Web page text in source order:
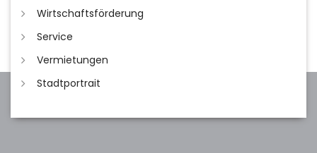
Wirtschaftsförderung
Service
Vermietungen
Stadtportrait